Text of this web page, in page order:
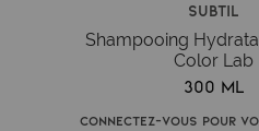
Subtil
Shampooing
Color Lab
300 ml
Connectez-vous pour